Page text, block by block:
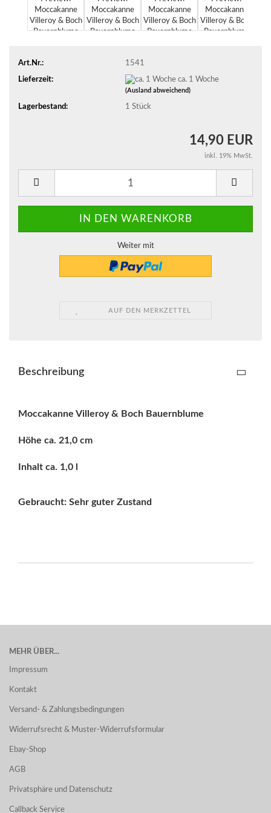
Art.Nr.: 1541
Lieferzeit: ca. 1 Woche
(Ausland abweichend)
Lagerbestand: 1 Stück
14,90 EUR
inkl. 19% MwSt.
Weiter mit
AUF DEN MERKZETTEL
Beschreibung
Moccakanne Villeroy & Boch Bauernblume
Höhe ca. 21,0 cm
Inhalt ca. 1,0 l
Gebraucht: Sehr guter Zustand
MEHR ÜBER...
Impressum
Kontakt
Versand- & Zahlungsbedingungen
Widerrufsrecht & Muster-Widerrufsformular
Ebay-Shop
AGB
Privatsphäre und Datenschutz
Callback Service